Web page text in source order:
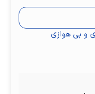
و بی هوازی